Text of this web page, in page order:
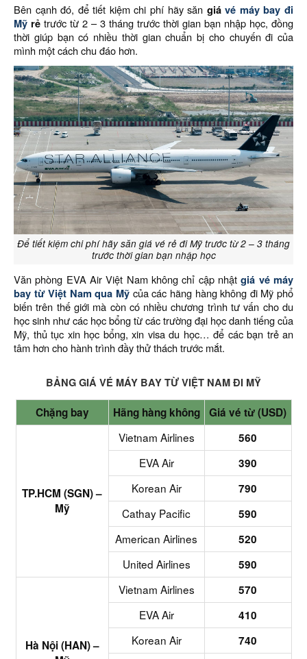
Bên cạnh đó, để tiết kiệm chi phí hãy săn giávé máy bay đi
Mỹ rẻ trước từ 2 – 3 tháng trước thời gian bạn nhập học, đồng
thời giúp bạn có nhiều thời gian chuẩn bị cho chuyến đi của
mình một cách chu đáo hơn.
Để tiết kiệm chi phí hãy săn giá vé rẻ đi Mỹ trước từ 2 – 3 tháng
trước thời gian bạn nhập học
Văn phòng EVA Air Việt Nam không chỉ cập nhậtgiá vé máy
bay từ Việt Nam qua Mỹ của các hãng hàng không đi Mỹ phổ
biến trên thế giới mà còn có nhiều chương trình tư vấn cho du
học sinh như các học bổng từ các trường đại học danh tiếng của
Mỹ, thủ tục xin học bổng, xin visa du học… để các bạn trẻ an
tâm hơn cho hành trình đầy thử thách trước mắt.
BẢNG GIÁ VÉ MÁY BAY TỪ VIỆT NAM ĐI MỸ
Chặng bay
Hãng hàng không Giá vé từ (USD)
TP.HCM (SGN) –
Mỹ
Vietnam Airlines
560
EVA Air
390
Korean Air
790
Cathay Pacific
590
American Airlines
520
United Airlines
590
Hà Nội (HAN) –
Vietnam Airlines
570
EVA Air
410
Korean Air
740